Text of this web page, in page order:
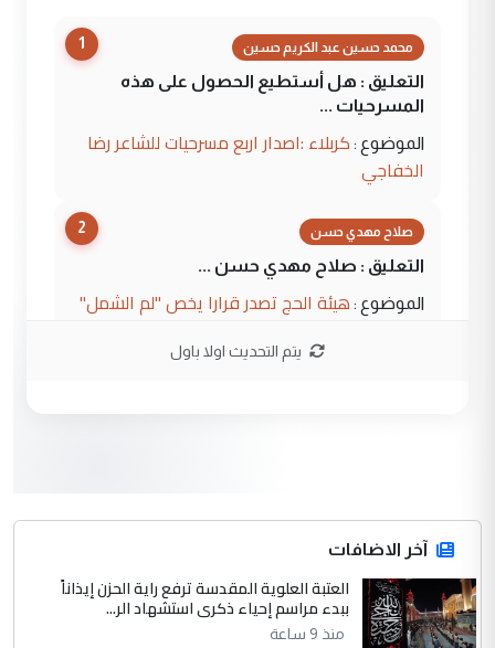
1 محمد حسين عبد الكريم حسين
التعليق : هل أستطيع الحصول على هذه
المسرحيات ...
الموضوع : كربلاء :اصدار اربع مسرحيات للشاعر رضا
الخفاجي
2 صلاح مهدي حسن
التعليق : صلاح مهدي حسن ...
الموضوع : هيئة الحج تصدر قرارا يخص "لم الشمل"
hadi
التعليق : تحيه اخويه حسينيه اي انسان مهما
كان محدود المعرفه بتفاصيل احداث المنطقه
يقول بما لايقبل ...
يتم التحديث اولا باول
آخر الاضافات
العتبة العلوية المقدسة ترفع راية الحزن إيذاناً
ببدء مراسم إحياء ذكرى استشهاد الر...
منذ 9 ساعة